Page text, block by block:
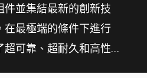
並集結最新的創新技
在最極端的條件下進行
超可靠、超耐久和高性